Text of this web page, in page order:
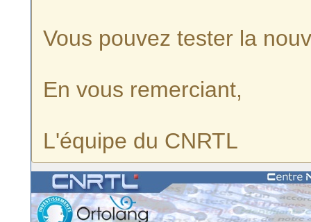
Vous pouvez tester la
En vous remerciant,
L'équipe du CNRTL